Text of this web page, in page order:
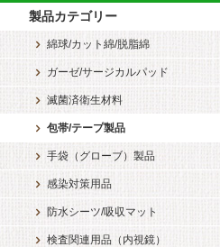
製品カテゴリー
綿球/カット綿/脱脂綿
ガーゼ/サージカルパッド
滅菌済衛生材料
包帯/テープ製品
手袋（グローブ）製品
感染対策用品
防水シーツ/吸収マット
検査関連用品（内視鏡）